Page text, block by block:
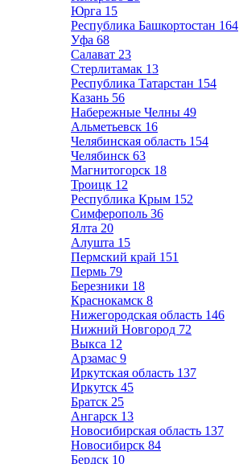
Юрга 15
Республика Башкортостан 164
Уфа 68
Салават 23
Стерлитамак 13
Республика Татарстан 154
Казань 56
Набережные Челны 49
Альметьевск 16
Челябинская область 154
Челябинск 63
Магнитогорск 18
Троицк 12
Республика Крым 152
Симферополь 36
Ялта 20
Алушта 15
Пермский край 151
Пермь 79
Березники 18
Краснокамск 8
Нижегородская область 146
Нижний Новгород 72
Выкса 12
Арзамас 9
Иркутская область 137
Иркутск 45
Братск 25
Ангарск 13
Новосибирская область 137
Новосибирск 84
Бердск 10